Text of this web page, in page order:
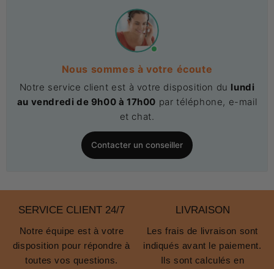
Nous sommes à votre écoute
Notre service client est à votre disposition du lundi
au vendredi de 9h00 à 17h00 par téléphone, e-mail
et chat.
Contacter un conseiller
SERVICE CLIENT 24/7
Notre équipe est à votre
disposition pour répondre à
toutes vos questions.
LIVRAISON
Les frais de livraison sont
indiqués avant le paiement.
Ils sont calculés en